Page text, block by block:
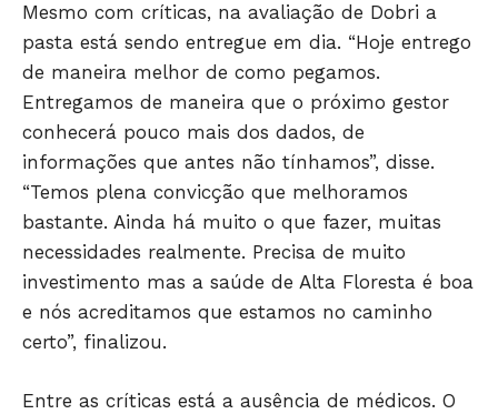
Só Notícias
JUNTE-SE NO WHATSAPP
Mesmo com críticas, na avaliação de Dobri a
pasta está sendo entregue em dia. “Hoje entrego
de maneira melhor de como pegamos.
Entregamos de maneira que o próximo gestor
conhecerá pouco mais dos dados, de
informações que antes não tínhamos”, disse.
“Temos plena convicção que melhoramos
bastante. Ainda há muito o que fazer, muitas
necessidades realmente. Precisa de muito
investimento mas a saúde de Alta Floresta é boa
e nós acreditamos que estamos no caminho
certo”, finalizou.
Entre as críticas está a ausência de médicos. O